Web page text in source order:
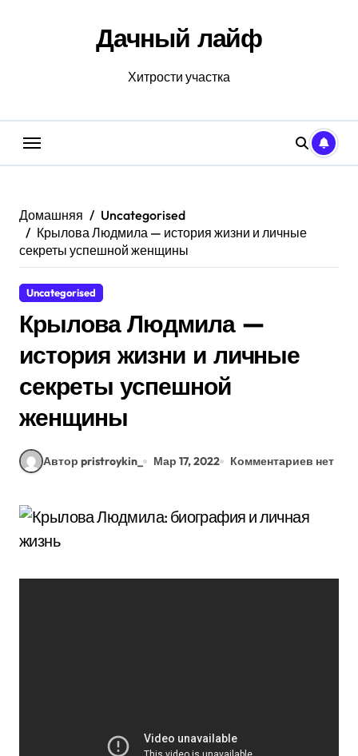
Дачный лайф
Хитрости участка
Домашняя
Uncategorised
Крылова Людмила — история жизни и личные
секреты успешной женщины
Uncategorised
Крылова Людмила —
история жизни и личные
секреты успешной
женщины
Автор pristroykin_ Мар 17, 2022 Комментариев нет